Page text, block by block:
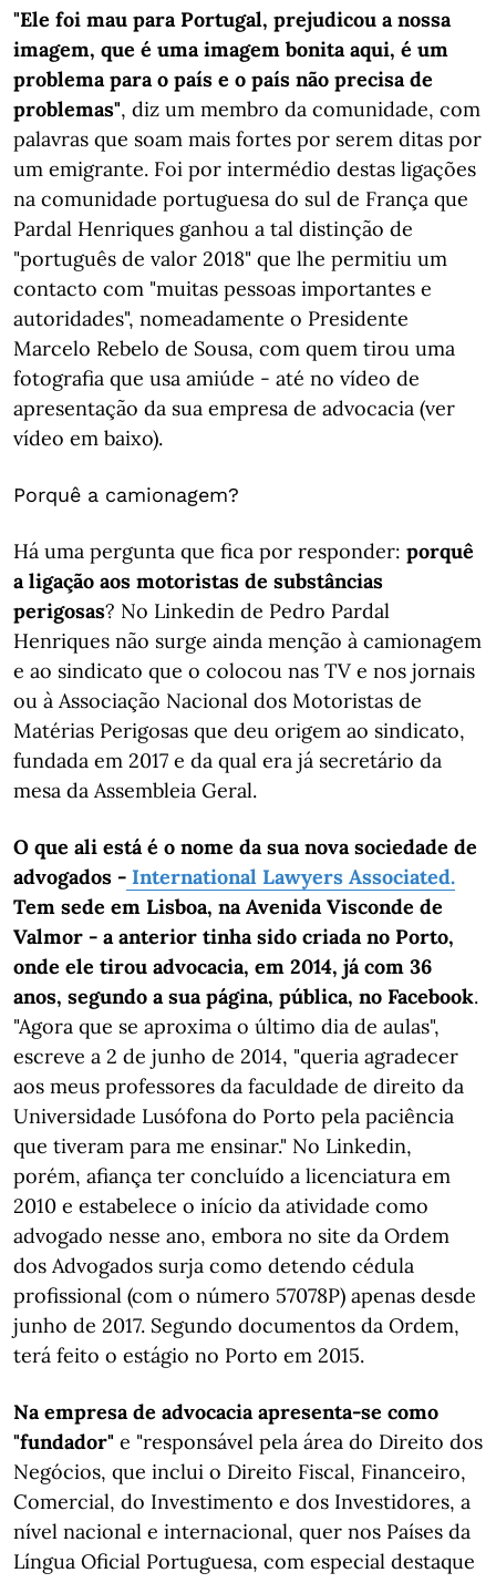
"Ele foi mau para Portugal, prejudicou a nossa
imagem, que é uma imagem bonita aqui, é um
problema para o país e o país não precisa de
problemas", diz um membro da comunidade, com
palavras que soam mais fortes por serem ditas por
um emigrante. Foi por intermédio destas ligações
na comunidade portuguesa do sul de França que
Pardal Henriques ganhou a tal distinção de
"português de valor 2018" que lhe permitiu um
contacto com "muitas pessoas importantes e
autoridades", nomeadamente o Presidente
Marcelo Rebelo de Sousa, com quem tirou uma
fotografia que usa amiúde - até no vídeo de
apresentação da sua empresa de advocacia (ver
vídeo em baixo).
Porquê a camionagem?
Há uma pergunta que fica por responder: porquê
a ligação aos motoristas de substâncias
perigosas? No Linkedin de Pedro Pardal
Henriques não surge ainda menção à camionagem
e ao sindicato que o colocou nas TV e nos jornais
ou à Associação Nacional dos Motoristas de
Matérias Perigosas que deu origem ao sindicato,
fundada em 2017 e da qual era já secretário da
mesa da Assembleia Geral.
O que ali está é o nome da sua nova sociedade de
advogados - International Lawyers Associated.
Tem sede em Lisboa, na Avenida Visconde de
Valmor - a anterior tinha sido criada no Porto,
onde ele tirou advocacia, em 2014, já com 36
anos, segundo a sua página, pública, no Facebook.
"Agora que se aproxima o último dia de aulas",
escreve a 2 de junho de 2014, "queria agradecer
aos meus professores da faculdade de direito da
Universidade Lusófona do Porto pela paciência
que tiveram para me ensinar." No Linkedin,
porém, afiança ter concluído a licenciatura em
2010 e estabelece o início da atividade como
advogado nesse ano, embora no site da Ordem
dos Advogados surja como detendo cédula
profissional (com o número 57078P) apenas desde
junho de 2017. Segundo documentos da Ordem,
terá feito o estágio no Porto em 2015.
Na empresa de advocacia apresenta-se como
"fundador" e "responsável pela área do Direito dos
Negócios, que inclui o Direito Fiscal, Financeiro,
Comercial, do Investimento e dos Investidores, a
nível nacional e internacional, quer nos Países da
Língua Oficial Portuguesa, com especial destaque